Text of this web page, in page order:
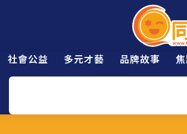
社會公益 多元才藝 品牌故事